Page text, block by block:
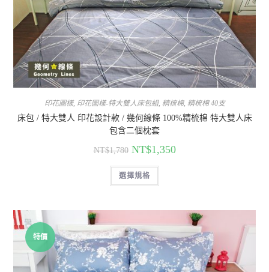
印花圖樣, 印花圖樣-特大雙人床包組, 精梳棉, 精梳棉 40支
床包 / 特大雙人 印花設計款 / 幾何線條 100%精梳棉 特大雙人床
包含二個枕套
NT$1,780 NT$1,350
選擇規格
特價